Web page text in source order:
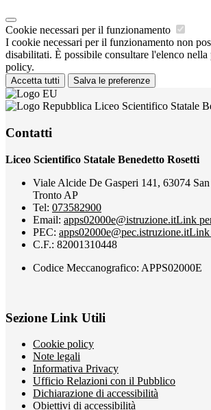
Cookie necessari per il funzionamento
I cookie necessari per il funzionamento non
disabilitati. È possibile consultare l'elenco
policy.
Accetta tutti Salva le preferenze
Liceo Scientifico Statale
Contatti
Liceo Scientifico Statale Benedetto Rosetti
Viale Alcide De Gasperi 141, 63074
Tronto AP
Tel: 073582900
Email: apps02000e@istruzione.itLink
PEC: apps02000e@pec.istruzione.itLink
C.F.: 82001310448
Codice Meccanografico: APPS02000E
Sezione Link Utili
Cookie policy
Note legali
Informativa Privacy
Ufficio Relazioni con il Pubblico
Dichiarazione di accessibilità
Obiettivi di accessibilità